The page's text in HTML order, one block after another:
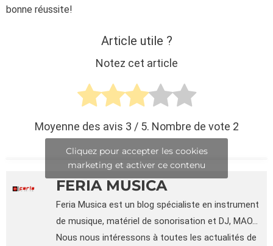
bonne réussite!
Article utile ?
Notez cet article
Moyenne des avis 3 / 5. Nombre de vote 2
Cliquez pour accepter les cookies
marketing et activer ce contenu
FERIA MUSICA
Feria Musica est un blog spécialiste en instrument
de musique, matériel de sonorisation et DJ, MAO...
Nous nous intéressons à toutes les actualités de